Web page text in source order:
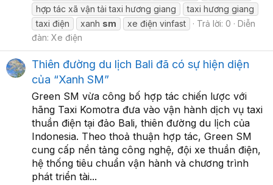
hợp tác xã vận tải taxi hương giang
taxi hương giang
taxi điện
xanh sm xe điện vinfast Trả lời: 0
Diễn
đàn: Xe điện
Thiên đường du lịch Bali đã có sự hiện diện
của “Xanh SM”
Green SM vừa công bố hợp tác chiến lược với
hãng Taxi Komotra đưa vào vận hành dịch vụ taxi
thuần điện tại đảo Bali, thiên đường du lịch của
Indonesia. Theo thoả thuận hợp tác, Green SM
cung cấp nền tảng công nghệ, đội xe thuần điện,
hệ thống tiêu chuẩn vận hành và chương trình
phát triển tài...